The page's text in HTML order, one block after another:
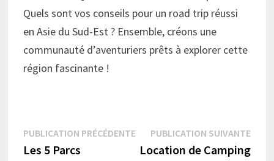
Quels sont vos conseils pour un road trip réussi
en Asie du Sud-Est ? Ensemble, créons une
communauté d’aventuriers prêts à explorer cette
région fascinante !
Navigation
PUBLICATION PRÉCÉDENTEPublication
précédente :
Les 5 Parcs
PUBLICATION SUIVANTE
Location de Camping